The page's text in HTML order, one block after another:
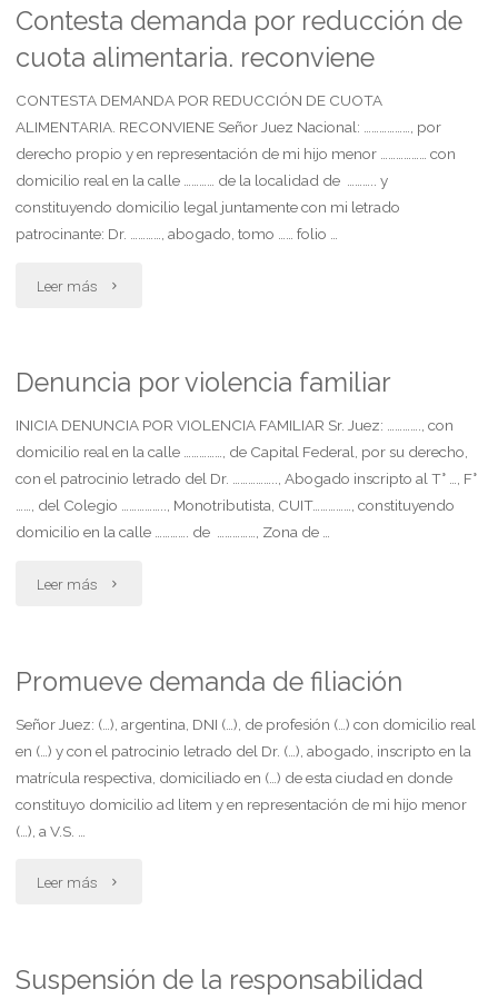
perjuicios
accidente
de
transito
transporte
benévolo"
Contesta demanda por reducción de
cuota alimentaria. reconviene
CONTESTA DEMANDA POR REDUCCIÓN DE CUOTA
ALIMENTARIA. RECONVIENE Señor Juez Nacional: ………………, por
derecho propio y en representación de mi hijo menor ……………… con
domicilio real en la calle ………… de la localidad de ……….. y
constituyendo domicilio legal juntamente con mi letrado
patrocinante: Dr. …………, abogado, tomo …… folio …
Leer más "Contesta
por
reducción
de
cuota
Denuncia por violencia familiar
INICIA DENUNCIA POR VIOLENCIA FAMILIAR Sr. Juez: …………., con
domicilio real en la calle ……………, de Capital Federal, por su derecho,
con el patrocinio letrado del Dr. …………….., Abogado inscripto al T° …, F°
……, del Colegio …………….., Monotributista, CUIT……………, constituyendo
domicilio en la calle …………. de ……………, Zona de …
Leer más "Denuncia
familiar"
Promueve demanda de filiación
Señor Juez: (…), argentina, DNI (…), de profesión (…) con domicilio real
en (…) y con el patrocinio letrado del Dr. (…), abogado, inscripto en la
matrícula respectiva, domiciliado en (…) de esta ciudad en donde
constituyo domicilio ad litem y en representación de mi hijo menor
(…), a V.S. …
Leer más "Promueve
Suspensión de la responsabilidad